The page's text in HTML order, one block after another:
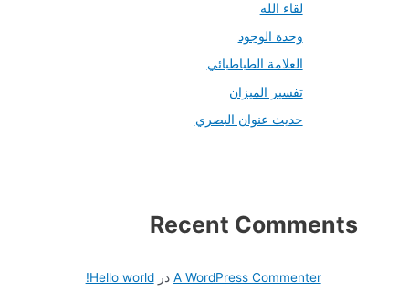
لقاء الله
وحدة الوجود
العلامة الطباطبائي
تفسير الميزان
حديث عنوان البصري
Recent Comments
A WordPress Commenter درHello world!